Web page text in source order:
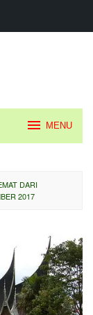
MENU
DARI
2017